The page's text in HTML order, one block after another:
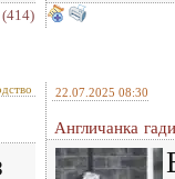
(414)
22.07.2025 08:30
Англичанка